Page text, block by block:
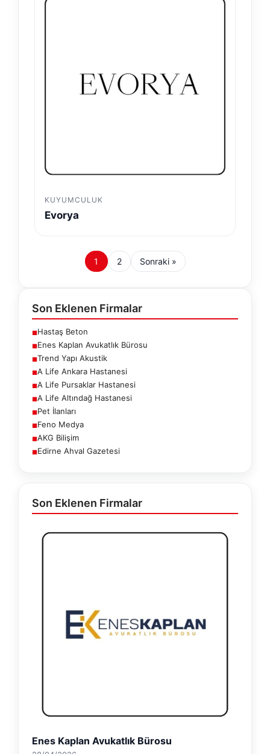
KUYUMCULUK
Evorya
1 2 Sonraki »
Son Eklenen Firmalar
■Hastaş Beton
■Enes Kaplan Avukatlık Bürosu
■Trend Yapı Akustik
■A Life Ankara Hastanesi
■A Life Pursaklar Hastanesi
■A Life Altındağ Hastanesi
■Pet İlanları
■Feno Medya
■AKG Bilişim
■Edirne Ahval Gazetesi
Son Eklenen Firmalar
Enes Kaplan Avukatlık Bürosu